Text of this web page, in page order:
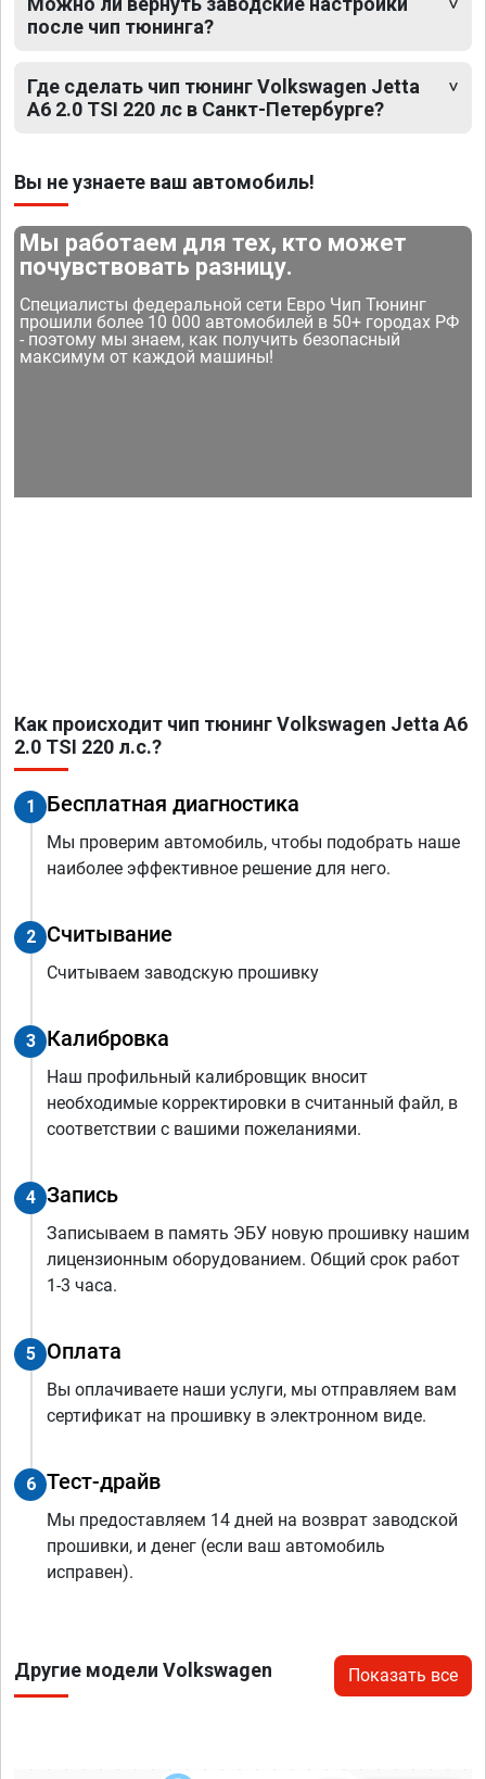
после чип тюнинга?
Где сделать чип тюнинг Volkswagen Jetta
A6 2.0 TSI 220 лс в Санкт-Петербурге?
Вы не узнаете ваш автомобиль!
Мы работаем для тех, кто может
почувствовать разницу.
Специалисты федеральной сети Евро Чип Тюнинг
прошили более 10 000 автомобилей в 50+ городах РФ
- поэтому мы знаем, как получить безопасный
максимум от каждой машины!
Как происходит чип тюнинг Volkswagen Jetta A6
2.0 TSI 220 л.с.?
1 Бесплатная диагностика
Мы проверим автомобиль, чтобы подобрать наше
наиболее эффективное решение для него.
2 Считывание
Считываем заводскую прошивку
3 Калибровка
Наш профильный калибровщик вносит
необходимые корректировки в считанный файл, в
соответствии с вашими пожеланиями.
4 Запись
Записываем в память ЭБУ новую прошивку нашим
лицензионным оборудованием. Общий срок работ
1-3 часа.
5 Оплата
Вы оплачиваете наши услуги, мы отправляем вам
сертификат на прошивку в электронном виде.
6 Тест-драйв
Мы предоставляем 14 дней на возврат заводской
прошивки, и денег (если ваш автомобиль
исправен).
Другие модели Volkswagen Показать все